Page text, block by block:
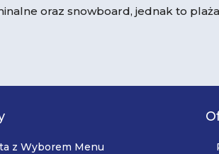
oraz snowboard, jednak to plaża
z Wyborem Menu